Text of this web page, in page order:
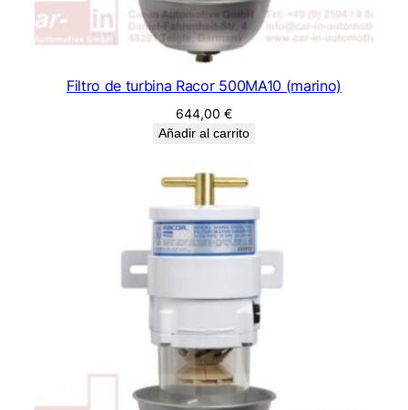
Filtro de turbina Racor 500MA10 (marino)
644,00 €
Añadir al carrito